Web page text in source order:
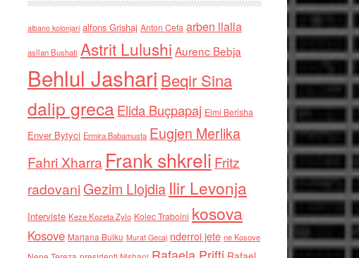
albano kolonjari alfons Grishaj Anton Cefa arben llalla
asllan Bushati Astrit Lulushi Aurenc Bebja
Behlul Jashari Beqir Sina
dalip grecaElida Buçpapaj Elmi Berisha
Enver Bytyci Ermira Babamusta Eugjen Merlika
Fahri Xharra Frank shkreli Fritz
radovaniGezim Llojdia Ilir Levonja
Interviste Keze Kozeta Zylo Kolec Traboini kosova
Kosove Marjana Bulku Murat Gecaj nderroi jete ne Kosove